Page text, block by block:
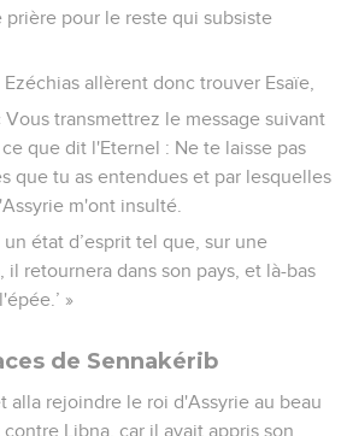
prière pour le reste qui subsiste
allèrent donc trouver Esaïe,
transmettrez le message suivant
que dit l'Eternel : Ne te laisse pas
que tu as entendues et par lesquelles
m'ont insulté.
état d’esprit tel que, sur une
retournera dans son pays, et là-bas
»
de Sennakérib
alla rejoindre le roi d'Assyrie au beau
Libna, car il avait appris son